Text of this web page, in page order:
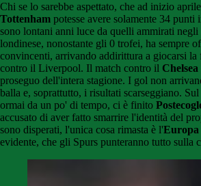
Chi se lo sarebbe aspettato, che ad inizio
Tottenham potesse avere solamente 34
sono lontani anni luce da quelli ammirati
londinese, nonostante gli 0 trofei, ha sempre
convincenti, arrivando addirittura a giocarsi
contro il Liverpool. Il match contro il Chelsea
proseguo dell'intera stagione. I gol non
balla e, soprattutto, i risultati scarseggiano.
ormai da un po' di tempo, ci è finito
accusato di aver fatto smarrire l'identità del
sono disperati, l'unica cosa rimasta è l'Europa
evidente, che gli Spurs punteranno tutto sulla